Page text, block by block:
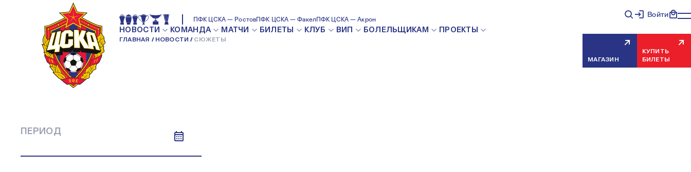
ПФК ЦСКА — РостовПФК ЦСКА — ФакелПФК ЦСКА — Акрон
НОВОСТИ КОМАНДА МАТЧИ БИЛЕТЫ КЛУБ ВИП БОЛЕЛЬЩИКАМ ПРОЕКТЫ
ГЛАВНАЯ НОВОСТИ СЮЖЕТЫ
Войти
МАГАЗИН
КУПИТЬ
БИЛЕТЫ
ВСЕ НОВОСТИ
СЮЖЕТЫ
ПЕРИОД